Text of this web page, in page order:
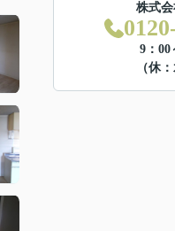
株式
9：00
（休